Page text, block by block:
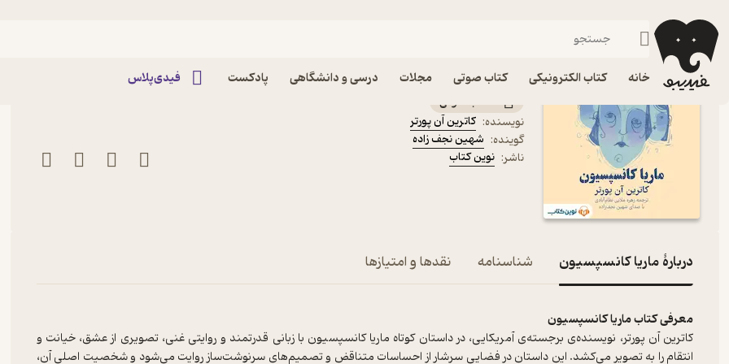
خانه کتاب الکترونیکی کتاب صوتی مجلات درسی و دانشگاهی پادکست فیدی‌پلاس
فیدیبو کتاب صوتی
کتاب صوتی ماریا کانسپسیون اثر کاترین آن پورتر
کتاب صوتی
نویسنده: کاترین آن پورتر
گوینده: شهین نجف زاده
ناشر: نوین کتاب
دربارۀ ماریا کانسپسیون شناسنامه نقدها و امتیازها
معرفی کتاب ماریا کانسپسیون
کاترین آن پورتر، نویسنده‌ی برجسته‌ی آمریکایی، در داستان کوتاه ماریا کانسپسیون با زبانی قدرتمند و روایتی غنی، تصویری از عشق، خیانت و
انتقام را به تصویر می‌کشد. این داستان در فضایی سرشار از احساسات متناقض و تصمیم‌های سرنوشت‌ساز روایت می‌شود و شخصیت اصلی آن،